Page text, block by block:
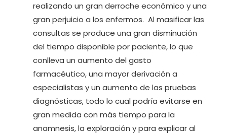
realizando un gran derroche económico y una
gran perjuicio a los enfermos. Al masificar las
consultas se produce una gran disminución
del tiempo disponible por paciente, lo que
conlleva un aumento del gasto
farmacéutico, una mayor derivación a
especialistas y un aumento de las pruebas
diagnósticas, todo lo cual podría evitarse en
gran medida con más tiempo para la
anamnesis, la exploración y para explicar al